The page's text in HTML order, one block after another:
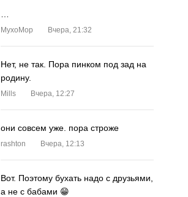
MyxoMop Вчера, 21:32
Нет, не так. Пора пинком под зад на
родину.
Mills Вчера, 12:27
они совсем уже. пора строже
rashton Вчера, 12:13
Вот. Поэтому бухать надо с друзьями,
а не с бабами 😁